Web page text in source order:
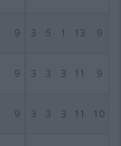
9 3 5 1 13 9
9 3 3 3 11 9
9 3 3 3 11 10